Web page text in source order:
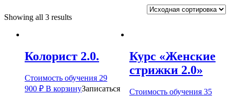
Showing all 3 results
Колорист 2.0.
Стоимость обучения 29
900 ₽ В корзинуЗаписаться
Курс «Женские
стрижки 2.0»
Стоимость обучения 35